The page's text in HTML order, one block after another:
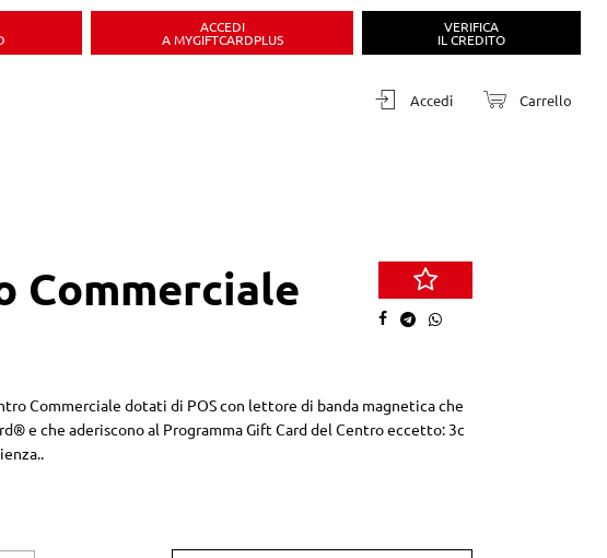
ACCEDI
A MYGIFTCARDPLUS
VERIFICA
IL CREDITO
Accedi Carrello
Commerciale
Commerciale dotati di POS con lettore di banda magnetica che
e che aderiscono al Programma Gift Card del Centro eccetto: 3c